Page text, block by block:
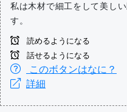
私は木材で細工をして美し
す。
読めるようになる
話せるようになる
このボタンはなに？
詳細